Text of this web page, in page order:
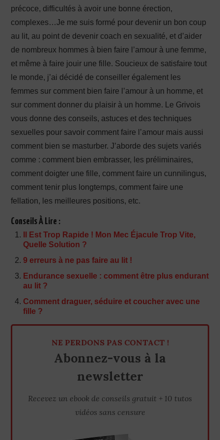
précoce, difficultés à avoir une bonne érection,
complexes…Je me suis formé pour devenir un bon coup
au lit, au point de devenir coach en sexualité, et d’aider
de nombreux hommes à bien faire l’amour à une femme,
et même à faire jouir une fille. Soucieux de satisfaire tout
le monde, j’ai décidé de conseiller également les
femmes sur comment bien faire l’amour à un homme, et
sur comment donner du plaisir à un homme. Le Grivois
vous donne des conseils, astuces et des techniques
sexuelles pour savoir comment faire l’amour mais aussi
comment bien se masturber. J’aborde des sujets variés
comme : comment bien embrasser, les préliminaires,
comment doigter une fille, comment faire un cunnilingus,
comment tenir plus longtemps, comment faire une
fellation, les meilleures positions, etc.
Conseils À Lire :
Il Est Trop Rapide ! Mon Mec Éjacule Trop Vite,
Quelle Solution ?
9 erreurs à ne pas faire au lit !
Endurance sexuelle : comment être plus endurant
au lit ?
Comment draguer, séduire et coucher avec une
fille ?
NE PERDONS PAS CONTACT !
Abonnez-vous à la
newsletter
Recevez un ebook de conseils gratuit + 10 tutos
vidéos sans censure